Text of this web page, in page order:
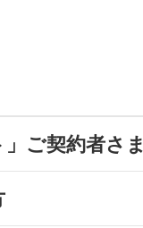
」ご契約者さま